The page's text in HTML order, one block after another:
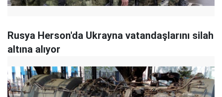
Rusya Herson'da Ukrayna vatandaşlarını silah
altına alıyor